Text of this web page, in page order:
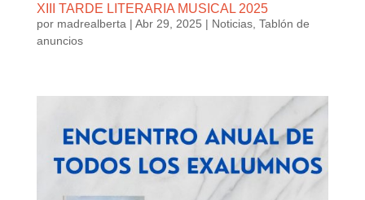
XIII TARDE LITERARIA MUSICAL 2025
por madrealberta | Abr 29, 2025 | Noticias, Tablón de
anuncios